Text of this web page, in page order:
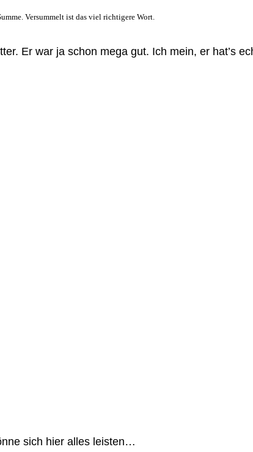
Versummelt ist das viel richtigere Wort.
Er war ja schon mega gut. Ich mein, er hat’s
sich hier alles leisten…